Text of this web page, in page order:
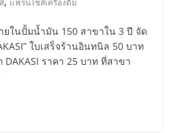
ในปั้มน้ำมัน 150 สาขาใน 3 ปี จัด
ใบเสร็จร้านอินทนิล 50 บาท
ราคา 25 บาท ที่สาขา